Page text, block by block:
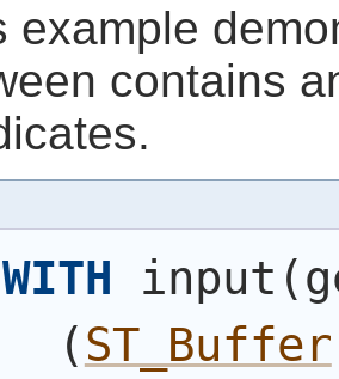
example
contains
WITH input (
(ST_Buffer